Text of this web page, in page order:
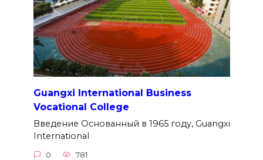
Guangxi International Business
Vocational College
Введение Основанный в 1965 году, Guangxi
International
0 781